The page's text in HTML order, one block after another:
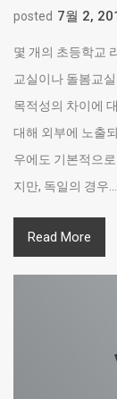
posted 7월 2,
몇 개의 초등학교
교실이나 돌봄교
목적성의 차이에
대해 외부에 노출
우에도 기본적으
지만, 독일의 경우...
Read More